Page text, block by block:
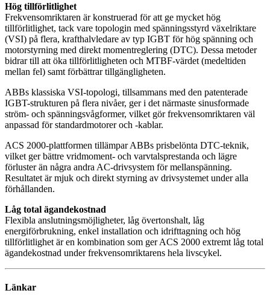
Hög tillförlitlighet
Frekvensomriktaren är konstruerad för att ge mycket hög
tillförlitlighet, tack vare topologin med spänningsstyrd växelriktare
(VSI) på flera, krafthalvledare av typ IGBT för hög spänning och
motorstyrning med direkt momentreglering (DTC). Dessa metoder
bidrar till att öka tillförlitligheten och MTBF-värdet (medeltiden
mellan fel) samt förbättrar tillgängligheten.
ABBs klassiska VSI-topologi, tillsammans med den patenterade
IGBT-strukturen på flera nivåer, ger i det närmaste sinusformade
ström- och spänningsvågformer, vilket gör frekvensomriktaren väl
anpassad för standardmotorer och -kablar.
ACS 2000-plattformen tillämpar ABBs prisbelönta DTC-teknik,
vilket ger bättre vridmoment- och varvtalsprestanda och lägre
förluster än några andra AC-drivsystem för mellanspänning.
Resultatet är mjuk och direkt styrning av drivsystemet under alla
förhållanden.
Låg total ägandekostnad
Flexibla anslutningsmöjligheter, låg övertonshalt, låg
energiförbrukning, enkel installation och idrifttagning och hög
tillförlitlighet är en kombination som ger ACS 2000 extremt låg total
ägandekostnad under frekvensomriktarens hela livscykel.
Länkar